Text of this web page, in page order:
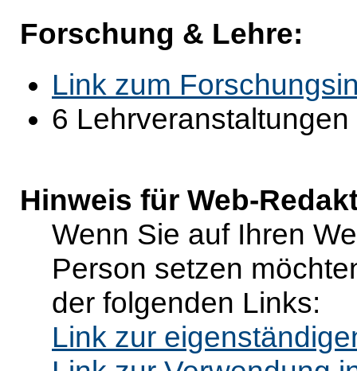
Forschung & Lehre:
Link zum
6
Hinweis für Web-
Wenn Sie auf Ihren
Person setzen
der folgenden Links:
Link zur